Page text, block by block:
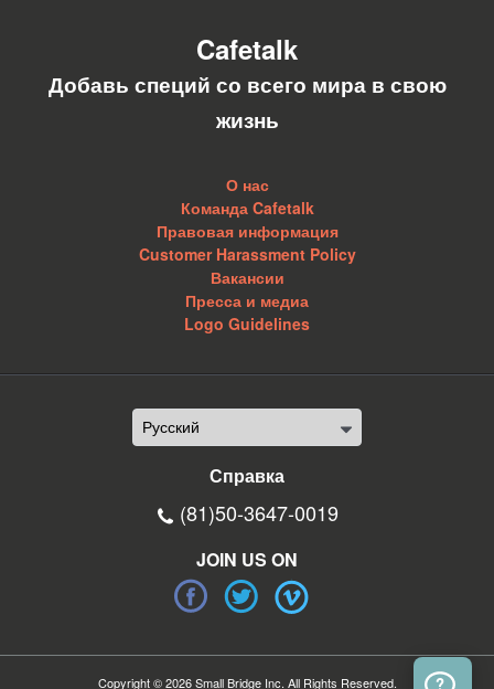
Cafetalk
Добавь специй со всего мира в свою
жизнь
О нас
Команда Cafetalk
Правовая информация
Customer Harassment Policy
Вакансии
Пресса и медиа
Logo Guidelines
Справка
(81)50-3647-0019
JOIN US ON
Copyright © 2026 Small Bridge Inc. All Rights Reserved.